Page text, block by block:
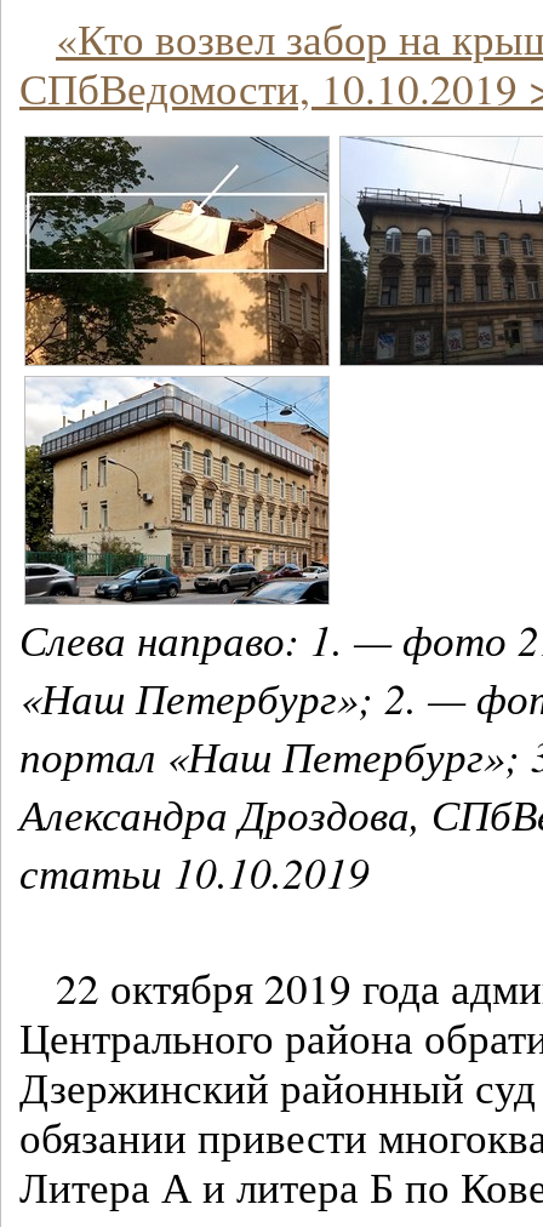
«Кто возвел забор на
СПбВедомости, 10.10.2019
Слева направо: 1. — фото
«Наш Петербург»; 2. —
портал «Наш
Александра Дроздова,
статьи 10.10.2019
22 октября 2019 года
Центрального района
Дзержинский районный
обязании привести
Литера А и литера Б по